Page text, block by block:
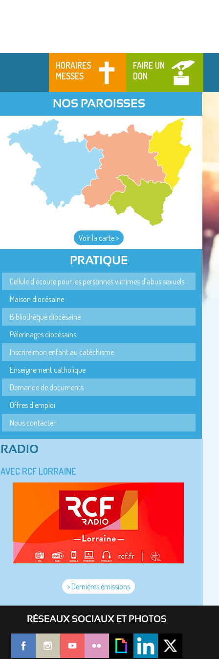
HORAIRES
MESSES
FAIRE UN
DON
NOS PAROISSES
Voir la carte >
PRATIQUE
Cellule d'écoute pour les personnes victimes d'abus sexuels
Maison diocésaine
Bibliothèque diocésaine
Pèlerinages diocésains
Inscrire mon enfant au catéchisme
Enseignement catholique
Demande de documents
Offres d'emploi
Nous contacter
RADIO
AVEC RCF LORRAINE
> Dernières émissions
RÉSEAUX SOCIAUX ET PHOTOS